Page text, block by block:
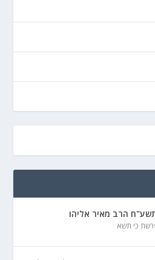
הרב מאיר אליהו
כי תשא